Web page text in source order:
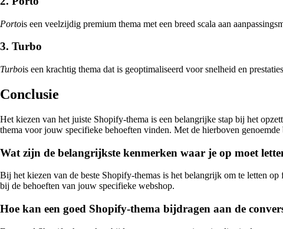
Portois een veelzijdig premium thema met een breed scala aan
3. Turbo
Turbois een krachtig thema dat is geoptimaliseerd voor snelheid en
Conclusie
Het kiezen van het juiste Shopify-thema is een belangrijke stap bij het
thema voor jouw specifieke behoeften vinden. Met de hierboven
Wat zijn de belangrijkste kenmerken waar je op moet
Bij het kiezen van de beste Shopify-themas is het belangrijk om te letten
bij de behoeften van jouw specifieke webshop.
Hoe kan een goed Shopify-thema bijdragen aan de